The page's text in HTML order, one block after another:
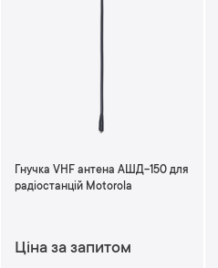
Гнучка VHF антена АШД-150 для
радіостанцій Motorola
Ціна за запитом